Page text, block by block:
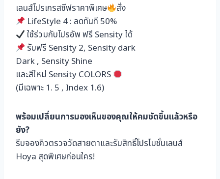
เลนส์โปรเกรสซีฟราคาพิเศษ
สั่ง
LifeStyle 4 : ลดทันที 50%
ใช้ร่วมกับโปรอัพ ฟรี Sensity ได้
รับฟรี Sensity 2, Sensity dark
Dark , Sensity Shine
และสีใหม่ Sensity COLORS
(มีเฉพาะ 1. 5 , Index 1.6)
พร้อมเปลี่ยนการมองเห็นของคุณให้คมชัดขึ้นแล้วหรือ
ยัง?
รีบจองคิวตรวจวัดสายตาและรับสิทธิ์โปรโมชั่นเลนส์
Hoya สุดพิเศษก่อนใคร!